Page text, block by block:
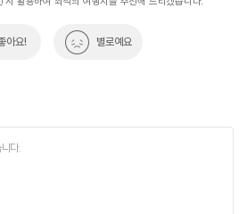
아요! 별로예요